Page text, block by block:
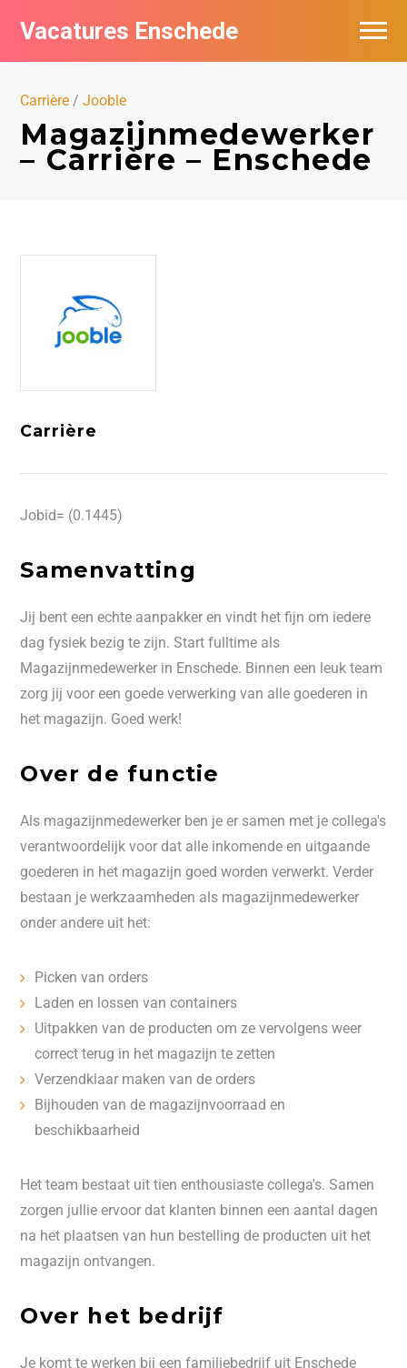
Vacatures Enschede
Carrière /Jooble
Magazijnmedewerker
– Carrière – Enschede
Carrière
Jobid= (0.1445)
Samenvatting
Jij bent een echte aanpakker en vindt het fijn om iedere
dag fysiek bezig te zijn. Start fulltime als
Magazijnmedewerker in Enschede. Binnen een leuk team
zorg jij voor een goede verwerking van alle goederen in
het magazijn. Goed werk!
Over de functie
Als magazijnmedewerker ben je er samen met je collega's
verantwoordelijk voor dat alle inkomende en uitgaande
goederen in het magazijn goed worden verwerkt. Verder
bestaan je werkzaamheden als magazijnmedewerker
onder andere uit het:
Picken van orders
Laden en lossen van containers
Uitpakken van de producten om ze vervolgens weer
correct terug in het magazijn te zetten
Verzendklaar maken van de orders
Bijhouden van de magazijnvoorraad en
beschikbaarheid
Het team bestaat uit tien enthousiaste collega's. Samen
zorgen jullie ervoor dat klanten binnen een aantal dagen
na het plaatsen van hun bestelling de producten uit het
magazijn ontvangen.
Over het bedrijf
Je komt te werken bij een familiebedrijf uit Enschede
Vacatures per bedrijf
Nieuwsbrief feed